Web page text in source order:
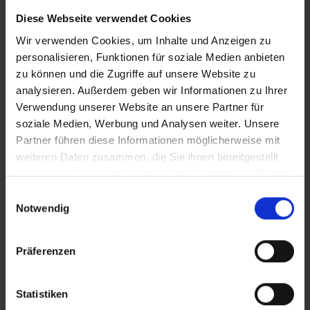
Diese Webseite verwendet Cookies
Wir verwenden Cookies, um Inhalte und Anzeigen zu
personalisieren, Funktionen für soziale Medien anbieten
zu können und die Zugriffe auf unsere Website zu
analysieren. Außerdem geben wir Informationen zu Ihrer
Verwendung unserer Website an unsere Partner für
soziale Medien, Werbung und Analysen weiter. Unsere
Partner führen diese Informationen möglicherweise mit
weiteren Daten zusammen, die Sie ihnen bereitgestellt
haben oder die sie im Rahmen Ihrer Nutzung der Dienste
Notwendig
Präferenzen
Statistiken
PRODUKTINFORMATIONEN
Schnelle Mischung, geschmeidige Karkasse
Maximale Performance dank der besten Technologien:
Beim G-One RS PRO kommt unsere ADDIX-Race-
Gummimischung zum Einsatz – passend zum
Profildesign sorgt sie für geringen Rollwiderstand an der
Lauffläche und hohen Grip im Schulterbereich. Die
geschmeidig – bei gleichbleibend hohem Durchschlag-
Stylisch, umweltfreundlich und universell
Den G-One RS PRO gibt es in sechs Breiten von 35 bis
Millimeter Breite gibt es ihn auch in Schwarz. Er ist